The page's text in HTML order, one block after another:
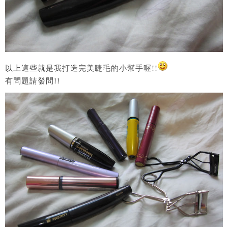
以上這些就是我打造完美睫毛的小幫手喔!!
有問題請發問!!